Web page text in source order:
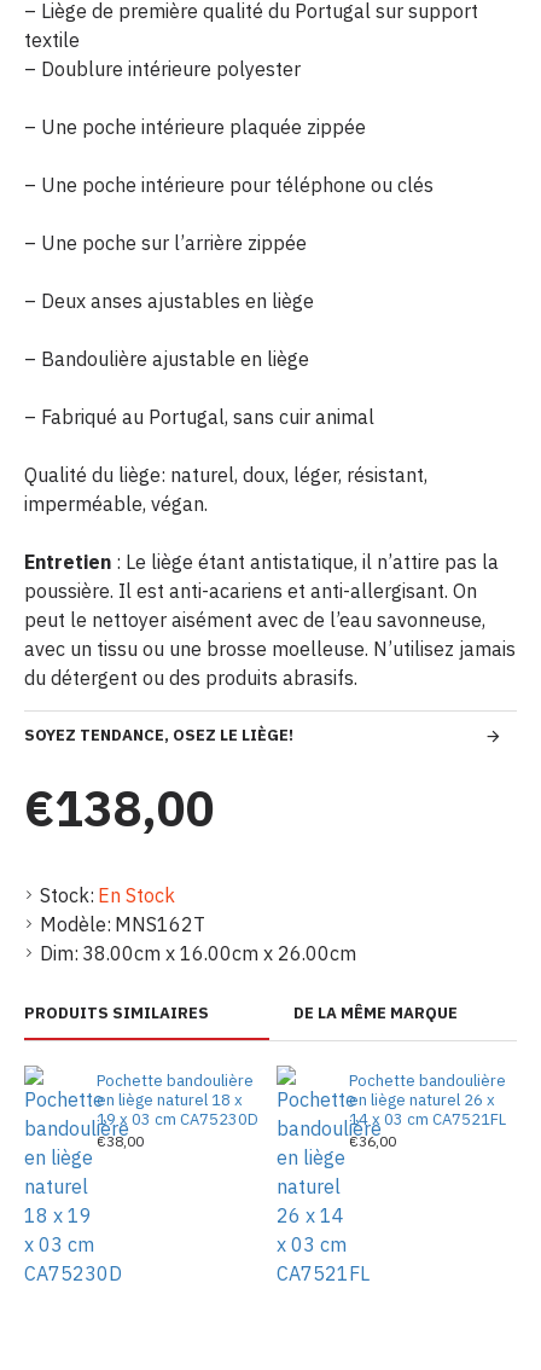
– Liège de première qualité du Portugal sur support
textile
– Doublure intérieure polyester
– Une poche intérieure plaquée zippée
– Une poche intérieure pour téléphone ou clés
– Une poche sur l’arrière zippée
– Deux anses ajustables en liège
– Bandoulière ajustable en liège
– Fabriqué au Portugal, sans cuir animal
Qualité du liège: naturel, doux, léger, résistant,
imperméable, végan.
Entretien : Le liège étant antistatique, il n’attire pas la
poussière. Il est anti-acariens et anti-allergisant. On
peut le nettoyer aisément avec de l’eau savonneuse,
avec un tissu ou une brosse moelleuse. N’utilisez jamais
du détergent ou des produits abrasifs.
SOYEZ TENDANCE, OSEZ LE LIÈGE!
Stock: En Stock
Modèle: MNS162T
Dim: 38.00cm x 16.00cm x 26.00cm
€138,00
PRODUITS SIMILAIRES DE LA MÊME MARQUE
Pochette bandoulière
en liège naturel 18 x
19 x 03 cm CA75230D
€38,00
Pochette bandoulière
en liège naturel 26 x
14 x 03 cm CA7521FL
€36,00